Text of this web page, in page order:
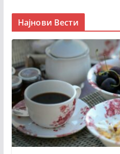
Најнови Вести